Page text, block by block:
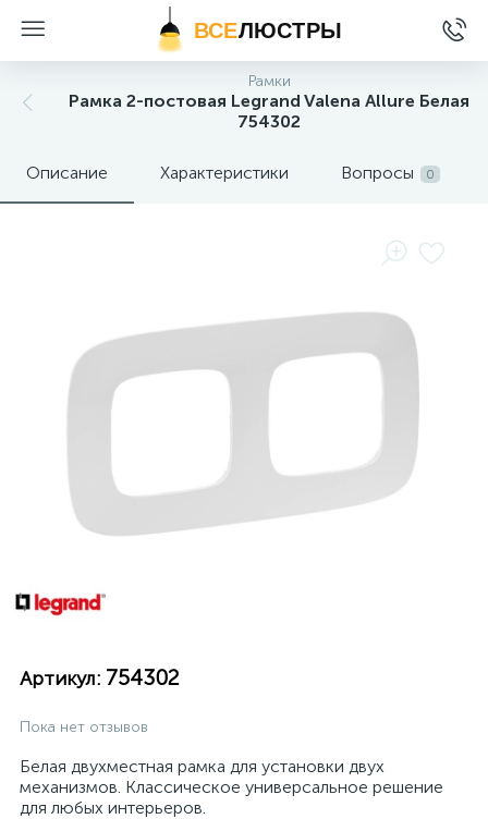
ВСЕЛЮСТРЫ
Рамки
Рамка 2-постовая Legrand Valena Allure Белая
754302
Описание Характеристики Вопросы 0
Артикул: 754302
Пока нет отзывов
Белая двухместная рамка для установки двух
механизмов. Классическое универсальное решение
для любых интерьеров.